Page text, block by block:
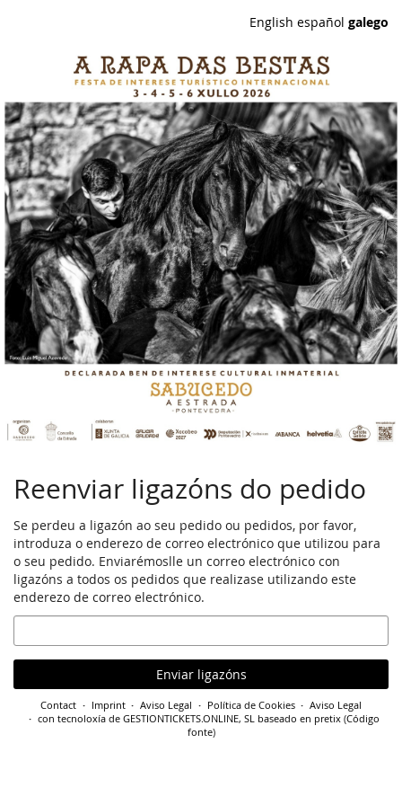
English español galego
Reenviar ligazóns do pedido
Se perdeu a ligazón ao seu pedido ou pedidos, por favor,
introduza o enderezo de correo electrónico que utilizou para
o seu pedido. Enviarémoslle un correo electrónico con
ligazóns a todos os pedidos que realizase utilizando este
enderezo de correo electrónico.
Correo
electrónico
Enviar ligazóns
Contact Imprint Aviso Legal Política de Cookies
Aviso Legal
con tecnoloxía de GESTIONTICKETS.ONLINE, SL baseado en pretix(Código
fonte)